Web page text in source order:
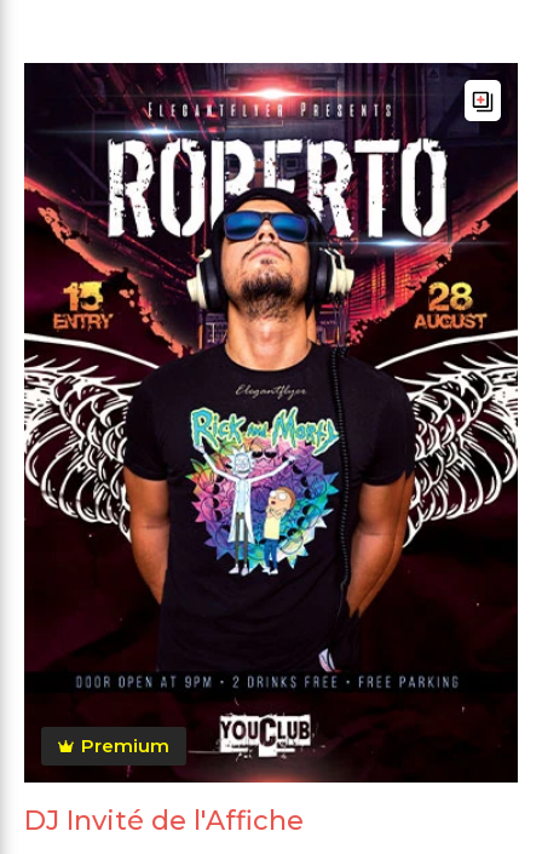
Premium
DJ Invité de l'Affiche